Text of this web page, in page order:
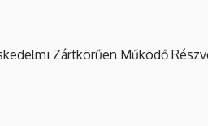
Zártkörűen Működő